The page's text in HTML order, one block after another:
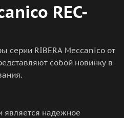
REC-
серии RIBERA Meccanico от
собой новинку в
является надежное